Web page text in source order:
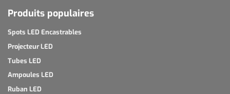
Produits populaires
Spots LED Encastrables
Projecteur LED
Tubes LED
Ampoules LED
Ruban LED